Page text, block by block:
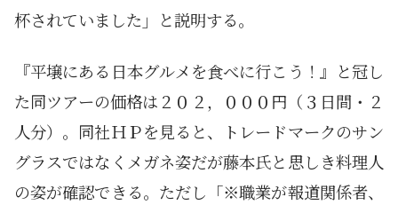
杯されていました」と説明する。
『平壌にある日本グルメを食べに行こう！』と冠し
た同ツアーの価格は２０２，０００円（３日間・２
人分）。同社ＨＰを見ると、トレードマークのサン
グラスではなくメガネ姿だが藤本氏と思しき料理人
の姿が確認できる。ただし「※職業が報道関係者、